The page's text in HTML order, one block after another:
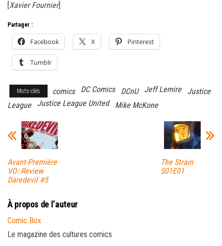
[Xavier Fournier]
Partager :
Facebook X Pinterest
Tumblr
Mots-clés comics DC Comics DCnU Jeff Lemire
Justice
League
Justice League United Mike McKone
Avant-Première
VO: Review
Daredevil #5
The Strain
S01E01
À propos de l’auteur
Comic Box
Le magazine des cultures comics